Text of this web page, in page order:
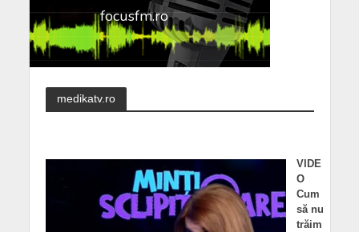
medikatv.ro
VIDE
O
Cum
să nu
trăim